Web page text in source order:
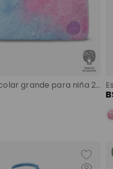
Estuche escolar grande para niña 2 cuerpos minky rosado color: rosado talla: l